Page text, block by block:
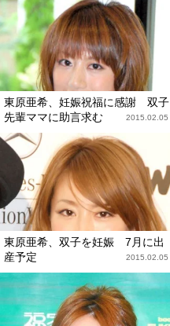
東原亜希、妊娠祝福に感謝 双子
先輩ママに助言求む
2015.02.05
東原亜希、双子を妊娠 7月に出
産予定
2015.02.05